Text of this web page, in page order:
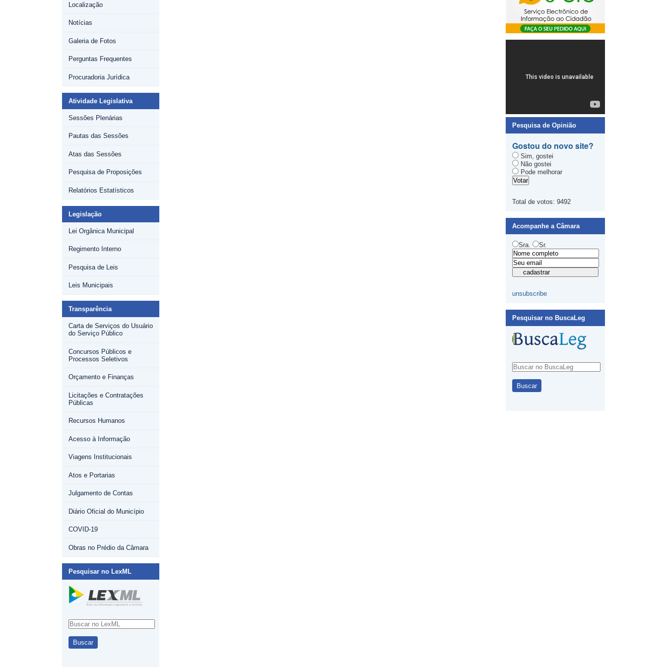
Localização
Notícias
Galeria de Fotos
Perguntas Frequentes
Procuradoria Jurídica
Atividade Legislativa
Sessões Plenárias
Pautas das Sessões
Atas das Sessões
Pesquisa de Proposições
Relatórios Estatísticos
Legislação
Lei Orgânica Municipal
Regimento Interno
Pesquisa de Leis
Leis Municipais
Transparência
Carta de Serviços do Usuário
do Serviço Público
Concursos Públicos e
Processos Seletivos
Orçamento e Finanças
Licitações e Contratações
Públicas
Recursos Humanos
Acesso à Informação
Viagens Institucionais
Atos e Portarias
Julgamento de Contas
Diário Oficial do Município
COVID-19
Obras no Prédio da Câmara
Pesquisar no LexML
Pesquisa de Opinião
Gostou do novo site?
Sim, gostei
Não gostei
Pode melhorar
Total de votos: 9492
Acompanhe a Câmara
Sra. Sr.
unsubscribe
Pesquisar no BuscaLeg